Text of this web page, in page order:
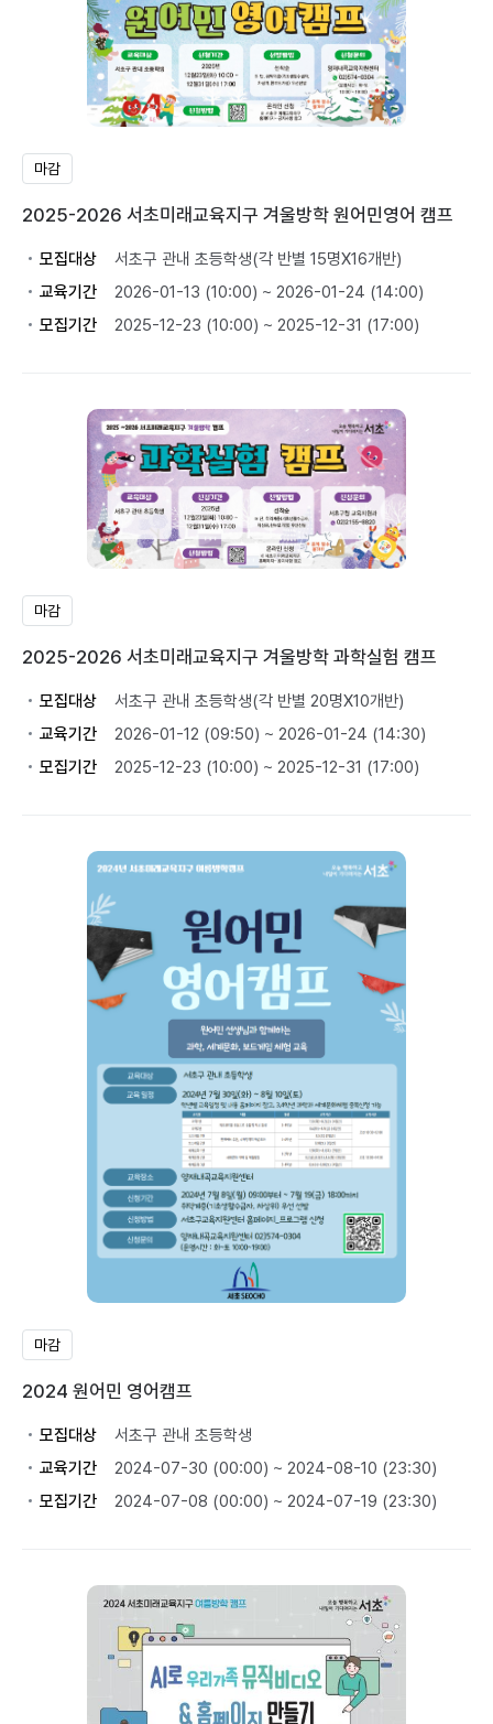
마감
2025-2026 서초미래교육지구 겨울방학 원어민영어 캠프
모집대상
서초구 관내 초등학생(각 반별 15명X16개반)
교육기간
2026-01-13 (10:00) ~ 2026-01-24 (14:00)
모집기간
2025-12-23 (10:00) ~ 2025-12-31 (17:00)
마감
2025-2026 서초미래교육지구 겨울방학 과학실험 캠프
모집대상
서초구 관내 초등학생(각 반별 20명X10개반)
교육기간
2026-01-12 (09:50) ~ 2026-01-24 (14:30)
모집기간
2025-12-23 (10:00) ~ 2025-12-31 (17:00)
마감
2024 원어민 영어캠프
모집대상
서초구 관내 초등학생
교육기간
2024-07-30 (00:00) ~ 2024-08-10 (23:30)
모집기간
2024-07-08 (00:00) ~ 2024-07-19 (23:30)